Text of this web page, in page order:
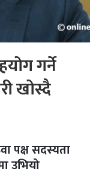
गर्ने
खोस्दै
पक्ष सदस्यता
उभियो